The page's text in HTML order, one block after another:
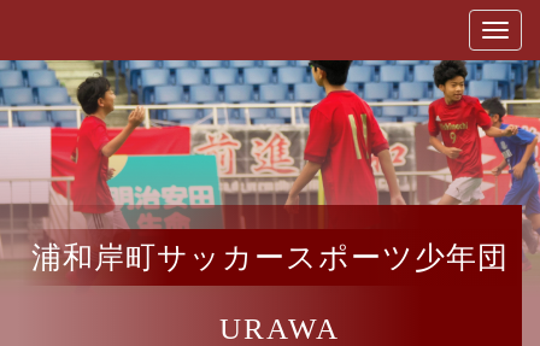
浦和岸町サッカースポーツ少年団
URAWA